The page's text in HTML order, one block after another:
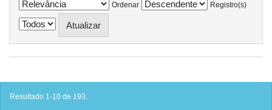
Ordenar
Registro(s)
Resultado 1-10 de 193.